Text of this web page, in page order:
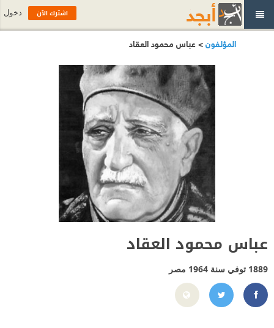
المؤلفون> عباس محمود العقاد
عباس محمود العقاد
1889 توفي سنة 1964 مصر
https://www.facebook.com/AbbasMahmmoudAlaqad
https://twitter.com/AbbasAlAkkad
اشترك الآن دخول